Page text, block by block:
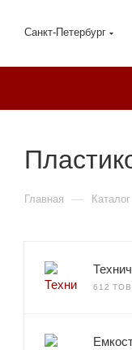
Санкт-Петербург
Главная — Каталог
612